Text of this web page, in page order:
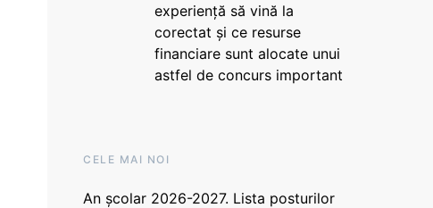
experiență să vină la
corectat și ce resurse
financiare sunt alocate unui
astfel de concurs important
CELE MAI NOI
An școlar 2026-2027. Lista posturilor